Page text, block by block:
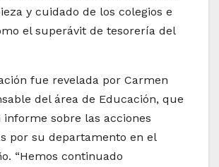
y cuidado de los colegios e
el superávit de tesorería del
fue revelada por Carmen
del área de Educación, que
sobre las acciones
por su departamento en el
“Hemos continuado